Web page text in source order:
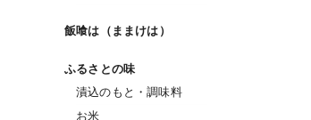
飯喰は（ままけは）
ふるさとの味
漬込のもと・調味料
お米